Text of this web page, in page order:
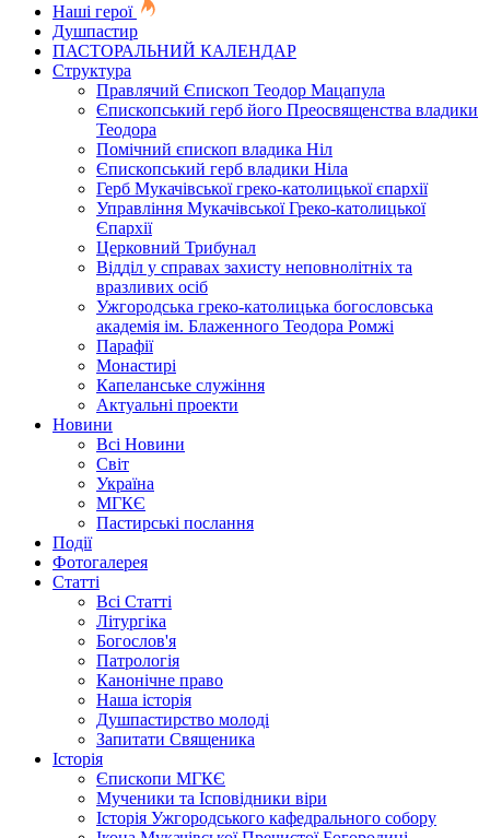
Наші герої
Душпастир
ПАСТОРАЛЬНИЙ КАЛЕНДАР
Структура
Правлячий Єпископ Теодор Мацапула
Єпископський герб його Преосвященства владики
Теодора
Помічний єпископ владика Ніл
Єпископський герб владики Ніла
Герб Мукачівської греко-католицької єпархії
Управління Мукачівської Греко-католицької
Єпархії
Церковний Трибунал
Відділ у справах захисту неповнолітніх та
вразливих осіб
Ужгородська греко-католицька богословська
академія ім. Блаженного Теодора Ромжі
Парафії
Монастирі
Капеланське служіння
Актуальні проекти
Новини
Всі Новини
Світ
Україна
МГКЄ
Пастирські послання
Події
Фотогалерея
Статті
Всі Статті
Літургіка
Богослов'я
Патрологія
Канонічне право
Наша історія
Душпастирство молоді
Запитати Священика
Історія
Єпископи МГКЄ
Мученики та Ісповідники віри
Історія Ужгородського кафедрального собору